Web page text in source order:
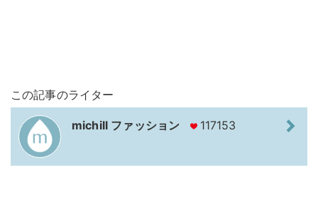
この記事のライター
michill ファッション 117153